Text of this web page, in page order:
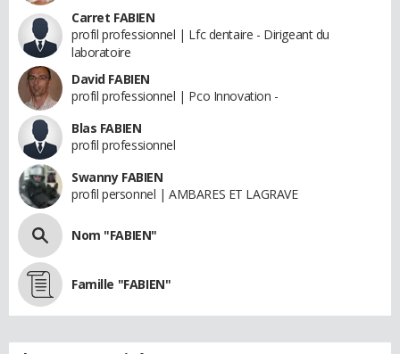
Carret FABIEN
profil professionnel | Lfc dentaire - Dirigeant du
laboratoire
David FABIEN
profil professionnel | Pco Innovation -
Blas FABIEN
profil professionnel
Swanny FABIEN
profil personnel | AMBARES ET LAGRAVE
Nom "FABIEN"
Famille "FABIEN"